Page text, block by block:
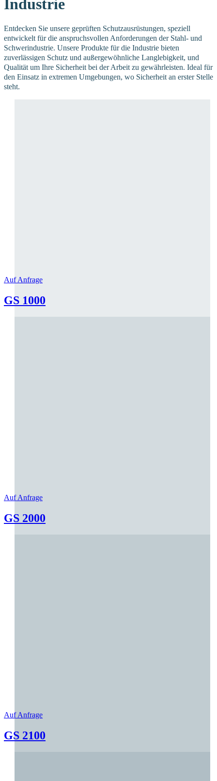
Industrie
Entdecken Sie unsere geprüften Schutzausrüstungen, speziell
entwickelt für die anspruchsvollen Anforderungen der Stahl- und
Schwerindustrie. Unsere Produkte für die Industrie bieten
zuverlässigen Schutz und außergewöhnliche Langlebigkeit, und
Qualität um Ihre Sicherheit bei der Arbeit zu gewährleisten. Ideal für
den Einsatz in extremen Umgebungen, wo Sicherheit an erster Stelle
steht.
Auf Anfrage
GS 1000
Auf Anfrage
GS 2000
Auf Anfrage
GS 2100